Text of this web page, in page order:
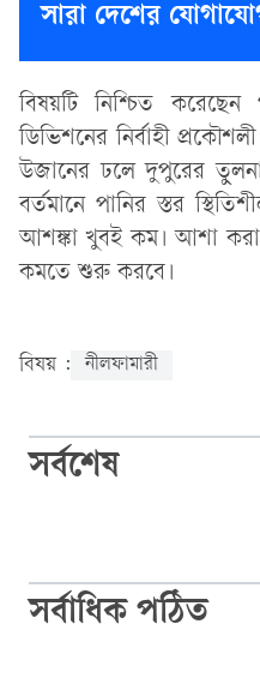
সারা দেশের
বিষয়টি নিশ্চিত করেছেন
ডিভিশনের নির্বাহী
উজানের ঢলে দুপুরের
বর্তমানে পানির স্তর
আশঙ্কা খুবই কম। আশা করা
কমতে শুরু করবে।
বিষয় : নীলফামারী
সর্বশেষ
সর্বাধিক পঠিত